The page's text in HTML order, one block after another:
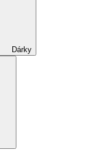
Dárky